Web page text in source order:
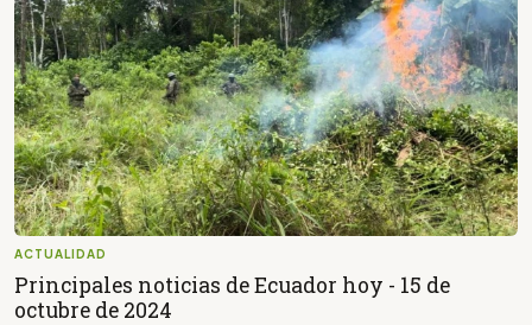
ACTUALIDAD
Principales noticias de Ecuador hoy - 15 de
octubre de 2024